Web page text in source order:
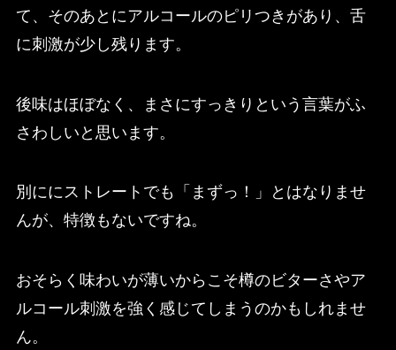
て、そのあとにアルコールのピリつきがあり、舌
に刺激が少し残ります。
後味はほぼなく、まさにすっきりという言葉がふ
さわしいと思います。
別ににストレートでも「まずっ！」とはなりませ
んが、特徴もないですね。
おそらく味わいが薄いからこそ樽のビターさやア
ルコール刺激を強く感じてしまうのかもしれませ
ん。